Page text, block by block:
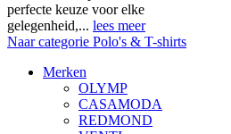
perfecte keuze voor elke
gelegenheid,... lees meer
Naar categorie Polo's & T-shirts
Merken
OLYMP
CASAMODA
REDMOND